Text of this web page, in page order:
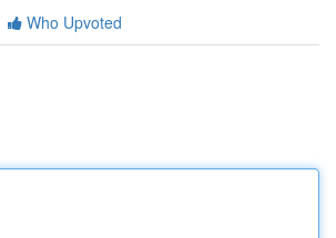
Who Upvoted